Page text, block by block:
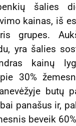
šalies
kainas, iš
grupes.
yra šalies
kainų
30%
butų
panašus ir,
beveik